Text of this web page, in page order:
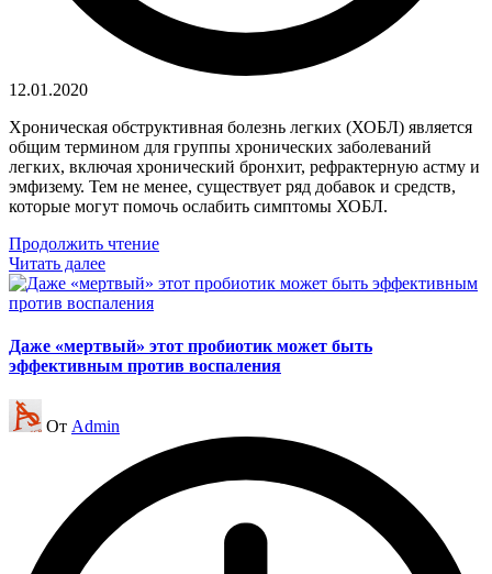
12.01.2020
Хроническая обструктивная болезнь легких (ХОБЛ) является
общим термином для группы хронических заболеваний
легких, включая хронический бронхит, рефрактерную астму и
эмфизему. Тем не менее, существует ряд добавок и средств,
которые могут помочь ослабить симптомы ХОБЛ.
Продолжить чтение
Читать далее
Даже «мертвый» этот пробиотик может быть
эффективным против воспаления
Запись
от
От Admin